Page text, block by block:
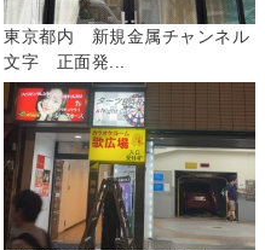
東京都内 新規金属チャンネル
文字 正面発...